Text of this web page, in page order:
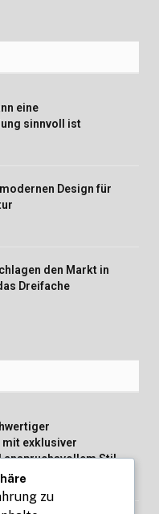
eine
sinnvoll ist
Design für
den Markt in
Dreifache
exklusiver
anspruchsvollem Stil
zu